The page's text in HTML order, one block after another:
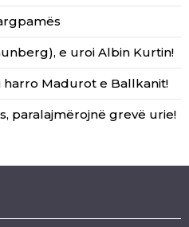
e uroi Albin Kurtin!
Madurot e Ballkanit!
paralajmërojnë grevë urie!